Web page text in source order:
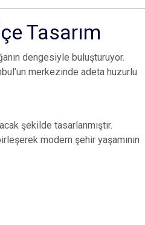
Tasarım
dengesiyle buluşturuyor.
merkezinde adeta huzurlu
şekilde tasarlanmıştır.
modern şehir yaşamının